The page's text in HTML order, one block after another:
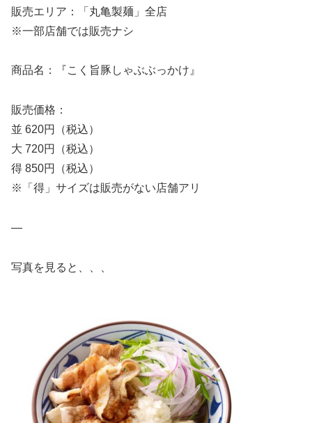
販売エリア：「丸亀製麺」全店
※一部店舗では販売ナシ
商品名：『こく旨豚しゃぶぶっかけ』
販売価格：
並 620円（税込）
大 720円（税込）
得 850円（税込）
※「得」サイズは販売がない店舗アリ
—
写真を見ると、、、